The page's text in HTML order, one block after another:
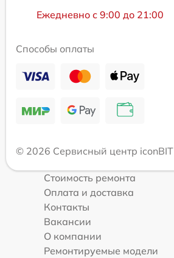
Ежедневно с 9:00 до 21:00
Способы оплаты
© 2026 Сервисный центр iconBIT
Стоимость ремонта
Оплата и доставка
Контакты
Вакансии
О компании
Ремонтируемые модели